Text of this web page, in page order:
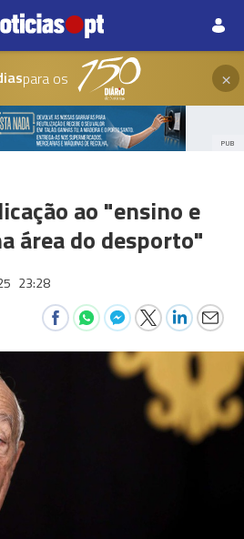
para os ×
PUB
ao "ensino e
área do desporto"
23:28